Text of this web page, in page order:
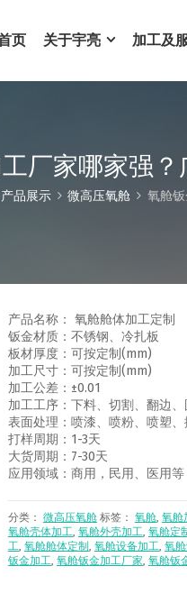
页 关于宇亮 加工及
厂家哪家强？
产品展示 微高压氧舱 氧舱
产品名称： 氧舱舱体加工定制
钣金材质：不锈钢、冷扎板
板材厚度：可按定制(mm)
加工尺寸：可按定制(mm)
加工公差：±0.01
加工工序：下料、切割、翻边
表面处理：喷漆、喷粉、喷塑
打样周期：1-3天
大货周期：7-30天
应用领域：商用，民用、医用等
分类： 微高压氧舱 标签： 氧舱, 氧舱
氧舱壳体加工, 氧舱外壳加工, 氧舱定
工, 氧舱舱体定制 , 氧舱设备加工, 氧
钣金加工, 氧舱钣金加工厂家, 氧舱钣